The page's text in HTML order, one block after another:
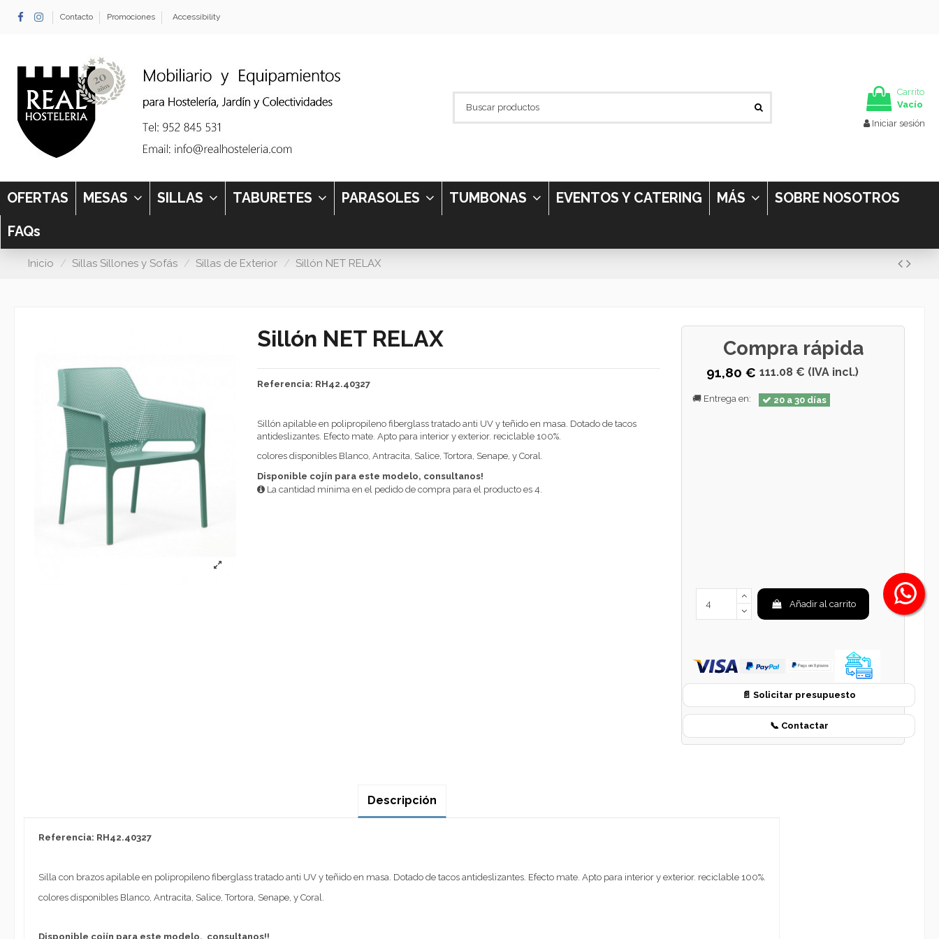
Contacto Promociones Accessibility
Carrito
Vacío
Iniciar sesión
OFERTAS MESAS SILLAS TABURETES PARASOLES TUMBONAS EVENTOS Y CATERING MÁS SOBRE NOSOTROS
FAQs
Inicio Sillas Sillones y Sofás Sillas de Exterior Sillón NET RELAX
Sillón NET RELAX
Referencia: RH42.40327
Sillón apilable en polipropileno fiberglass tratado anti UV y teñido en masa. Dotado de tacos
antideslizantes. Efecto mate. Apto para interior y exterior. reciclable 100%.
colores disponibles Blanco, Antracita, Salice, Tortora, Senape, y Coral.
Disponible cojín para este modelo, consultanos!
Añadir al carrito
La cantidad mínima en el pedido de compra para el producto es 4.
Compra rápida
91,80 € 111.08 € (IVA incl.)
🚚 Entrega en: 20 a 30 días
📄 Solicitar presupuesto
📞 Contactar
Descripción
Referencia: RH42.40327
Silla con brazos apilable en polipropileno fiberglass tratado anti UV y teñido en masa. Dotado de tacos antideslizantes. Efecto mate. Apto para interior y exterior. reciclable 100%.
colores disponibles Blanco, Antracita, Salice, Tortora, Senape, y Coral.
Disponible cojín para este modelo, consultanos!!